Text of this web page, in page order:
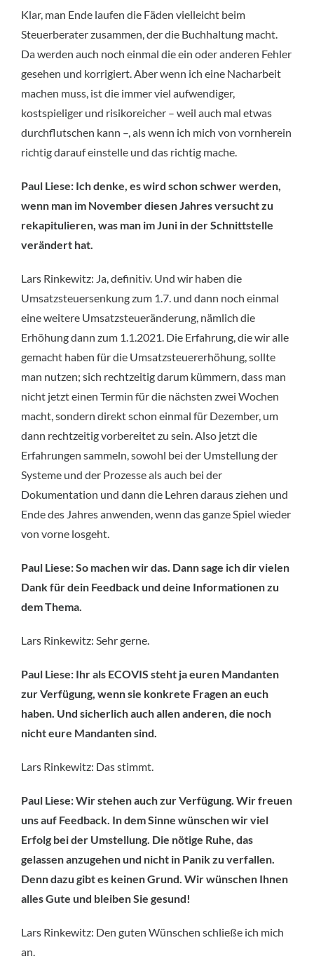
Klar, man Ende laufen die Fäden vielleicht beim
Steuerberater zusammen, der die Buchhaltung macht.
Da werden auch noch einmal die ein oder anderen Fehler
gesehen und korrigiert. Aber wenn ich eine Nacharbeit
machen muss, ist die immer viel aufwendiger,
kostspieliger und risikoreicher – weil auch mal etwas
durchflutschen kann –, als wenn ich mich von vornherein
richtig darauf einstelle und das richtig mache.
Paul Liese: Ich denke, es wird schon schwer werden,
wenn man im November diesen Jahres versucht zu
rekapitulieren, was man im Juni in der Schnittstelle
verändert hat.
Lars Rinkewitz: Ja, definitiv. Und wir haben die
Umsatzsteuersenkung zum 1.7. und dann noch einmal
eine weitere Umsatzsteueränderung, nämlich die
Erhöhung dann zum 1.1.2021. Die Erfahrung, die wir alle
gemacht haben für die Umsatzsteuererhöhung, sollte
man nutzen; sich rechtzeitig darum kümmern, dass man
nicht jetzt einen Termin für die nächsten zwei Wochen
macht, sondern direkt schon einmal für Dezember, um
dann rechtzeitig vorbereitet zu sein. Also jetzt die
Erfahrungen sammeln, sowohl bei der Umstellung der
Systeme und der Prozesse als auch bei der
Dokumentation und dann die Lehren daraus ziehen und
Ende des Jahres anwenden, wenn das ganze Spiel wieder
von vorne losgeht.
Paul Liese: So machen wir das. Dann sage ich dir vielen
Dank für dein Feedback und deine Informationen zu
dem Thema.
Lars Rinkewitz: Sehr gerne.
Paul Liese: Ihr als ECOVIS steht ja euren Mandanten
zur Verfügung, wenn sie konkrete Fragen an euch
haben. Und sicherlich auch allen anderen, die noch
nicht eure Mandanten sind.
Lars Rinkewitz: Das stimmt.
Paul Liese: Wir stehen auch zur Verfügung. Wir freuen
uns auf Feedback. In dem Sinne wünschen wir viel
Erfolg bei der Umstellung. Die nötige Ruhe, das
gelassen anzugehen und nicht in Panik zu verfallen.
Denn dazu gibt es keinen Grund. Wir wünschen Ihnen
alles Gute und bleiben Sie gesund!
Lars Rinkewitz: Den guten Wünschen schließe ich mich
an.